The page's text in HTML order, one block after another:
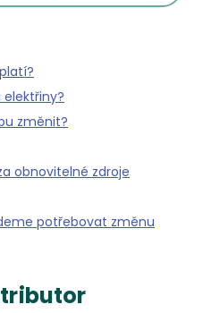
změnit?
obnovitelné zdroje
potřebovat změnu